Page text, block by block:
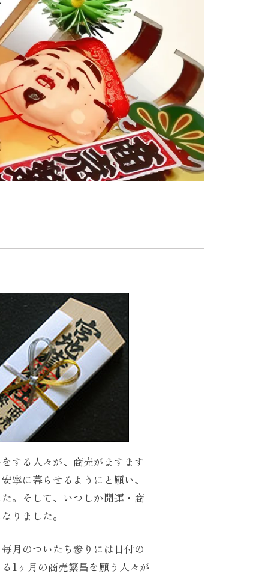
する人々が、商売がますます
寧に暮らせるようにと願い、
。そして、いつしか開運・商
りました。
月のついたち参りには日付の
1ヶ月の商売繁昌を願う人々が